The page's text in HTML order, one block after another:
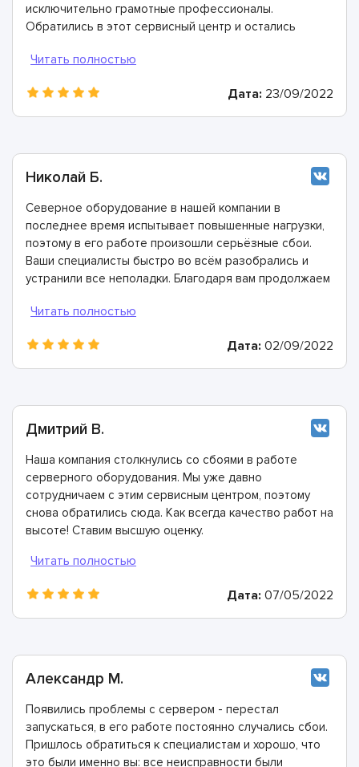
исключительно грамотные профессионалы.
Обратились в этот сервисный центр и остались
пишем этот положительный отзыв!
Дата: 23/09/2022
Николай Б.
Северное оборудование в нашей компании в
последнее время испытывает повышенные нагрузки,
поэтому в его работе произошли серьёзные сбои.
Ваши специалисты быстро во всём разобрались и
устранили все неполадки. Благодаря вам продолжаем
Дата: 02/09/2022
Дмитрий В.
Наша компания столкнулись со сбоями в работе
серверного оборудования. Мы уже давно
сотрудничаем с этим сервисным центром, поэтому
снова обратились сюда. Как всегда качество работ на
высоте! Ставим высшую оценку.
Дата: 07/05/2022
Александр М.
Появились проблемы с сервером - перестал
запускаться, в его работе постоянно случались сбои.
Пришлось обратиться к специалистам и хорошо, что
это были именно вы: все неисправности были